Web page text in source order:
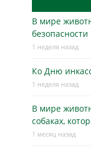
В мире
безопасности
1 неделя назад
Ко Дню
1 неделя назад
В мире
собаках,
1 месяц назад